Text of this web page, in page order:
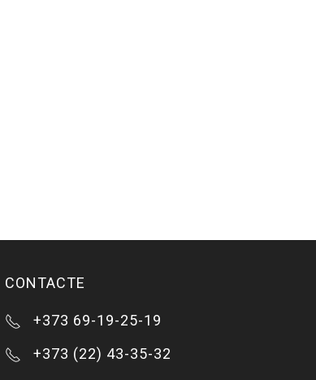
CONTACTE
+373 69-19-25-19
+373 (22) 43-35-32